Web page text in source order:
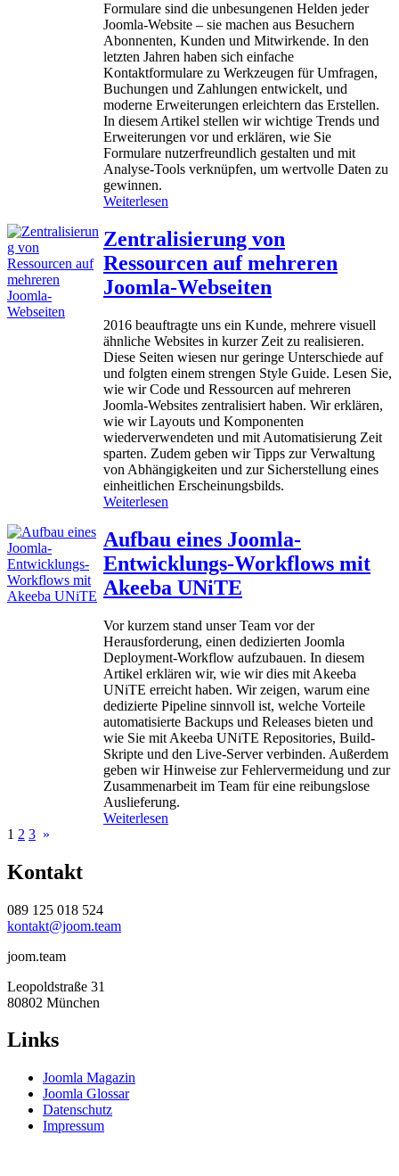
u
n
d
V
e
r
h
i
n
d
e
n
o
n
J
o
o
l
a
‑
H
a
c
k
s
Formulare sind die unbesungenen Helden jeder
Joomla‑Website – sie machen aus Besuchern
Abonnenten, Kunden und Mitwirkende. In den
letzten Jahren haben sich einfache
Kontaktformulare zu Werkzeugen für Umfragen,
Buchungen und Zahlungen entwickelt, und
moderne Erweiterungen erleichtern das Erstellen.
In diesem Artikel stellen wir wichtige Trends und
Erweiterungen vor und erklären, wie Sie
Formulare nutzerfreundlich gestalten und mit
Analyse‑Tools verknüpfen, um wertvolle Daten zu
gewinnen.
Weiterlesen
o
r
m
l
r
e
i
n
J
o
o
m
l
a
:
E
w
e
i
t
e
u
n
g
e
n
&
B
e
s
t
P
r
a
Zentralisierung von
Ressourcen auf mehreren
Joomla-Webseiten
2016 beauftragte uns ein Kunde, mehrere visuell
ähnliche Websites in kurzer Zeit zu realisieren.
Diese Seiten wiesen nur geringe Unterschiede auf
und folgten einem strengen Style Guide. Lesen Sie,
wie wir Code und Ressourcen auf mehreren
Joomla-Websites zentralisiert haben. Wir erklären,
wie wir Layouts und Komponenten
wiederverwendeten und mit Automatisierung Zeit
sparten. Zudem geben wir Tipps zur Verwaltung
von Abhängigkeiten und zur Sicherstellung eines
einheitlichen Erscheinungsbilds.
Weiterlesen
n
a
i
s
i
e
r
u
n
g
v
o
n
R
e
Aufbau eines Joomla-
Entwicklungs-Workflows mit
Akeeba UNiTE
Vor kurzem stand unser Team vor der
Herausforderung, einen dedizierten Joomla
Deployment-Workflow aufzubauen. In diesem
Artikel erklären wir, wie wir dies mit Akeeba
UNiTE erreicht haben. Wir zeigen, warum eine
dedizierte Pipeline sinnvoll ist, welche Vorteile
automatisierte Backups und Releases bieten und
wie Sie mit Akeeba UNiTE Repositories, Build-
Skripte und den Live-Server verbinden. Außerdem
geben wir Hinweise zur Fehlervermeidung und zur
Zusammenarbeit im Team für eine reibungslose
Auslieferung.
Weiterlesen
1 2 3 »
Kontakt
089 125 018 524
kontakt@joom.team
joom.team
Leopoldstraße 31
80802 München
Links
Joomla Magazin
Joomla Glossar
Datenschutz
Impressum